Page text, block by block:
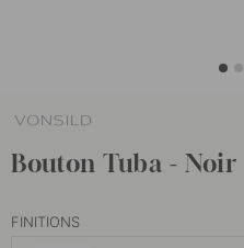
Bouton Tuba - Noir
FINITIONS